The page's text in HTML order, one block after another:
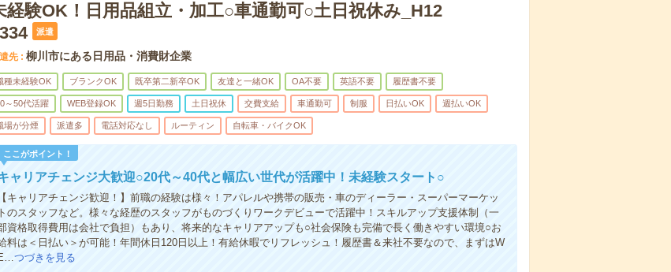
経験OK！日用品組立・加工○車通勤可○土日祝休み_H12
派遣
先 柳川市にある日用品・消費財企業
種未経験OK ブランクOK 既卒第二新卒OK 友達と一緒OK OA不要 英語不要 履歴書不要
～50代活躍 WEB登録OK 週5日勤務 土日祝休 交費支給 車通勤可 制服 日払いOK 週払いOK
場が分煙 派遣多 電話対応なし ルーティン 自転車・バイクOK
ここがポイント！
ャリアチェンジ大歓迎○20代～40代と幅広い世代が活躍中！未経験スタート○
【キャリアチェンジ歓迎！】前職の経験は様々！アパレルや携帯の販売・車のディーラー・スーパーマーケッ
トのスタッフなど。様々な経歴のスタッフがものづくりワークデビューで活躍中！スキルアップ支援体制（一
資格取得費用は会社で負担）もあり、将来的なキャリアアップも○社会保険も完備で長く働きやすい環境○お
料は＜日払い＞が可能！年間休日120日以上！有給休暇でリフレッシュ！履歴書＆来社不要なので、まずはW
つづきを見る